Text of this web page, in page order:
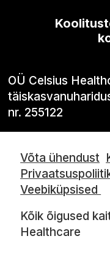
OÜ Celsius
nr. 255122
Võta ühendust
Veebiküpsised
Kõik õigused
Healthcare